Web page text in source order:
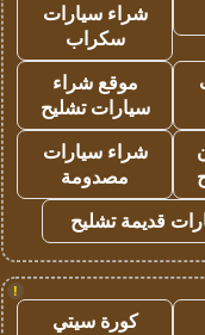
شراء سيارات
سكراب
موقع شراء
سيارات تشليح
شراء سيارات
مصدومة
قديمة تشليح
!
كورة سيتي